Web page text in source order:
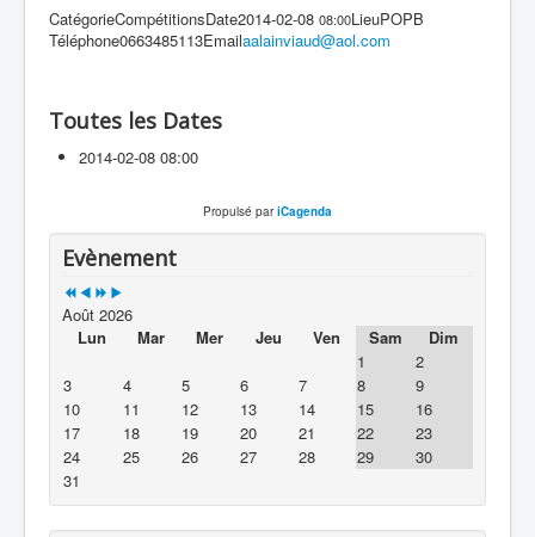
CatégorieCompétitionsDate2014-02-08 08:00LieuPOPB
Téléphone0663485113Emailaalainviaud@aol.com
Toutes les Dates
2014-02-08 08:00
Propulsé pariCagenda
Evènement
Août 2026
Lun
Mar Mer Jeu Ven Sam
Dim
1
2
3
4 5 6 7 8
9
10
11 12 13 14 15
16
17
18 19 20 21 22
23
24
25 26 27 28 29
30
31